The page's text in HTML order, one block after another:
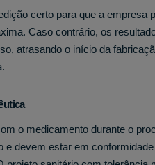
certo para que a empresa
Caso contrário, os
atrasando o início da
o medicamento durante o
devem estar em